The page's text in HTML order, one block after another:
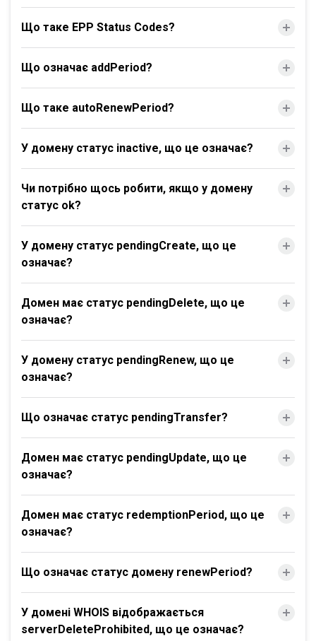
Що таке EPP Status Codes?
Що означає addPeriod?
Що таке autoRenewPeriod?
У домену статус inactive, що це означає?
Чи потрібно щось робити, якщо у домену
статус ok?
У домену статус pendingCreate, що це
означає?
Домен має статус pendingDelete, що це
означає?
У домену статус pendingRenew, що це
означає?
Що означає статус pendingTransfer?
Домен має статус pendingUpdate, що це
означає?
Домен має статус redemptionPeriod, що це
означає?
Що означає статус домену renewPeriod?
У домені WHOIS відображається
serverDeleteProhibited, що це означає?